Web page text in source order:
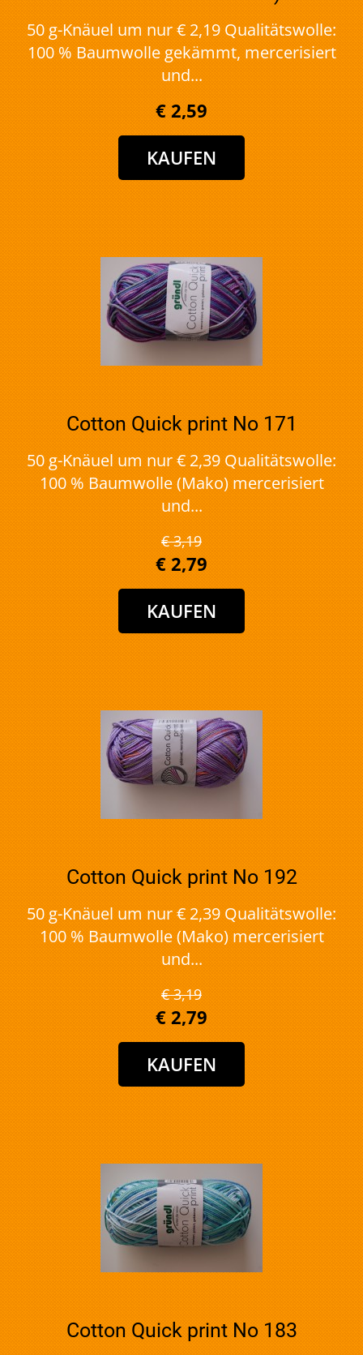
50 g-Knäuel um nur € 2,19 Qualitätswolle:
100 % Baumwolle gekämmt, mercerisiert
und...
€ 2,59
Cotton Quick print No 171
50 g-Knäuel um nur € 2,39 Qualitätswolle:
100 % Baumwolle (Mako) mercerisiert
und...
€ 3,19
€ 2,79
Cotton Quick print No 192
50 g-Knäuel um nur € 2,39 Qualitätswolle:
100 % Baumwolle (Mako) mercerisiert
und...
€ 3,19
€ 2,79
Cotton Quick print No 183